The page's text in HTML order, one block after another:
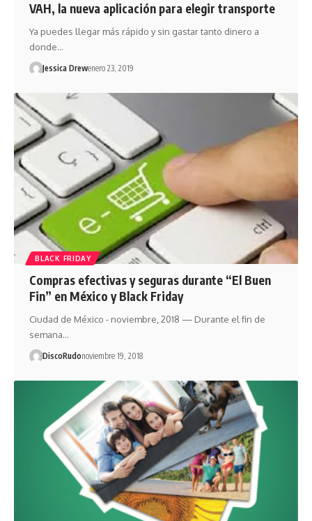
VAH, la nueva aplicación para elegir transporte
Ya puedes llegar más rápido y sin gastar tanto dinero a
donde…
Jessica Drewenero 23, 2019
BLACK FRIDAY
Compras efectivas y seguras durante “El Buen
Fin” en México y Black Friday
Ciudad de México - noviembre, 2018 — Durante el fin de
semana…
DiscoRudonoviembre 19, 2018